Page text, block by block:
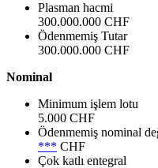
Plasman hacmi
300.000.000 CHF
Ödenmemiş Tutar
300.000.000 CHF
Nominal
Minimum işlem lotu
5.000 CHF
Ödenmemiş nominal
*** CHF
Çok katlı entegral